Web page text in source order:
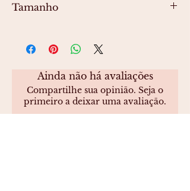
Tamanho
Ainda não há avaliações
Compartilhe sua opinião. Seja o
primeiro a deixar uma avaliação.